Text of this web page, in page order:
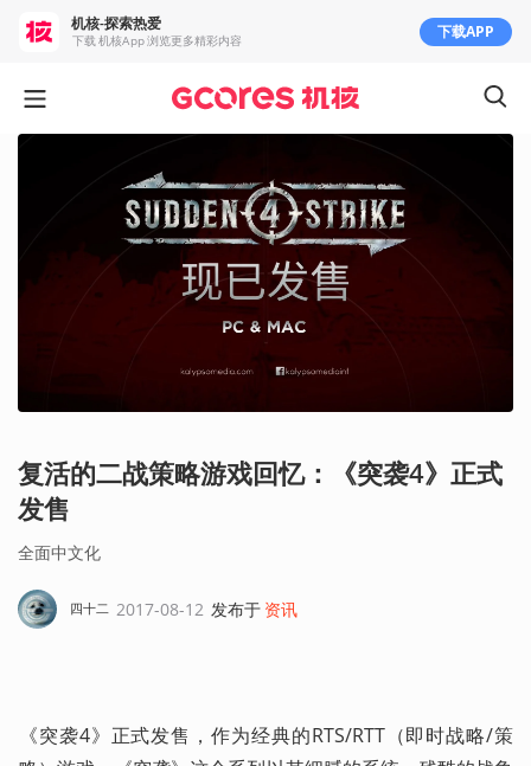
复活的二战策略游戏回忆：《突袭4》正式
发售
全面中文化
四十二 2017-08-12 发布于 资讯
《突袭4》正式发售，作为经典的RTS/RTT（即时战略/策
机核-探索热爱
下载 机核App 浏览更多精彩内容 下载APP